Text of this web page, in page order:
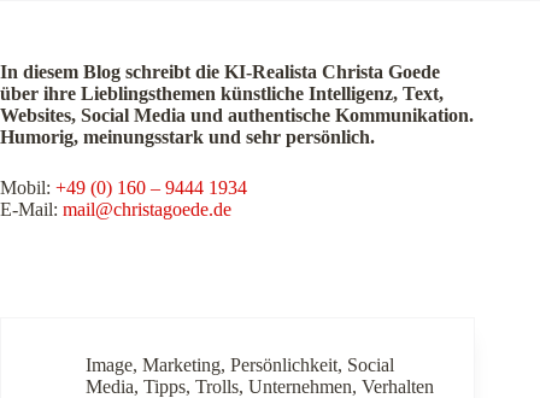
In diesem Blog schreibt die KI-Realista Christa Goede
über ihre Lieblingsthemen künstliche Intelligenz, Text,
Websites, Social Media und authentische Kommunikation.
Humorig, meinungsstark und sehr persönlich.
Mobil: +49 (0) 160 – 9444 1934
E-Mail: mail@christagoede.de
Image, Marketing, Persönlichkeit, Social
Media, Tipps, Trolls, Unternehmen, Verhalten